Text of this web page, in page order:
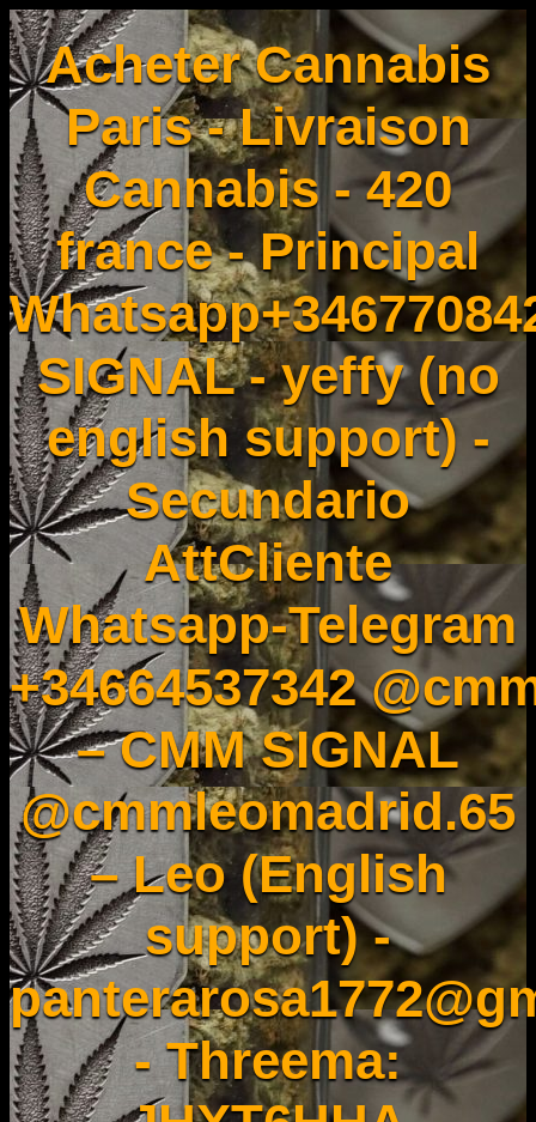
Acheter Cannabis
Paris - Livraison
Cannabis - 420
france - Principal
SIGNAL - yeffy (no
english support) -
Secundario
AttCliente
Whatsapp-Telegram
+34664537342
– CMM SIGNAL
@cmmleomadrid.65
– Leo (English
support) -
- Threema: